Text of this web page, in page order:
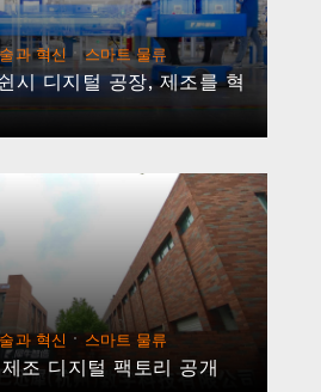
과 혁신·스마트 물류
시 디지털 공장, 제조를 혁
과 혁신 · 스마트 물류
조 디지털 팩토리 공개